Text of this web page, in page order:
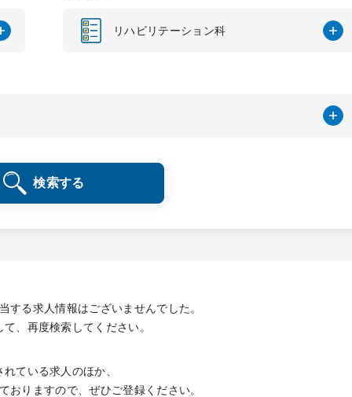
リハビリテーション科
検索する
する求人情報はございませんでした。
、再度検索してください。
れている求人のほか、
おりますので、ぜひご登録ください。